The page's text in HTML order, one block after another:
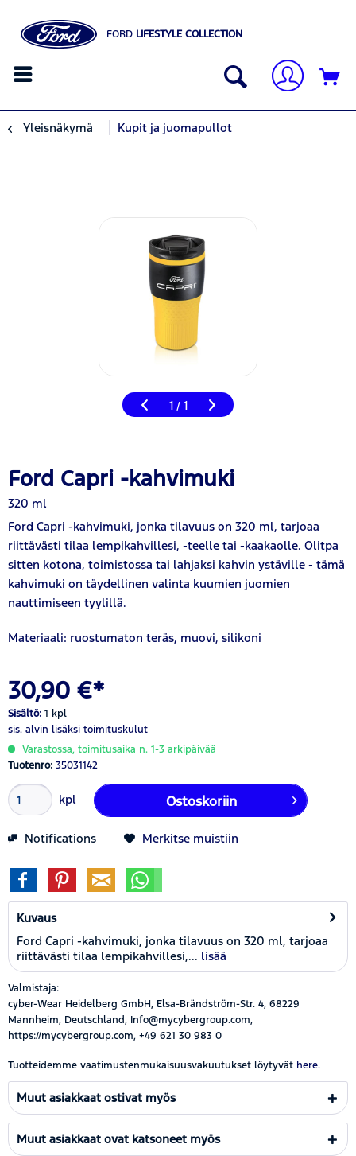
FORD LIFESTYLE COLLECTION
Yleisnäkymä Kupit ja juomapullot
1 / 1
Ford Capri -kahvimuki
320 ml
Ford Capri -kahvimuki, jonka tilavuus on 320 ml, tarjoaa
riittävästi tilaa lempikahvillesi, -teelle tai -kaakaolle. Olitpa
sitten kotona, toimistossa tai lahjaksi kahvin ystäville - tämä
kahvimuki on täydellinen valinta kuumien juomien
nauttimiseen tyylillä.
Materiaali: ruostumaton teräs, muovi, silikoni
30,90 €*
Sisältö: 1 kpl
sis. alvin lisäksi toimituskulut
Varastossa, toimitusaika n. 1-3 arkipäivää
Tuotenro: 35031142
kpl Ostoskoriin
Notifications Merkitse muistiin
Kuvaus
Ford Capri -kahvimuki, jonka tilavuus on 320 ml, tarjoaa
riittävästi tilaa lempikahvillesi,... lisää
Valmistaja:
cyber-Wear Heidelberg GmbH, Elsa-Brändström-Str. 4, 68229
Mannheim, Deutschland, Info@mycybergroup.com,
https://mycybergroup.com, +49 621 30 983 0
Tuotteidemme vaatimustenmukaisuusvakuutukset löytyvät here.
Muut asiakkaat ostivat myös
Muut asiakkaat ovat katsoneet myös